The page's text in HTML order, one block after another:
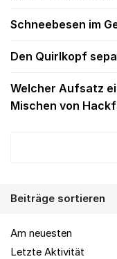
Schneebesen im
Den Quirlkopf
Welcher Aufsatz
Mischen von
Beiträge sortieren
Am neuesten
Letzte Aktivität